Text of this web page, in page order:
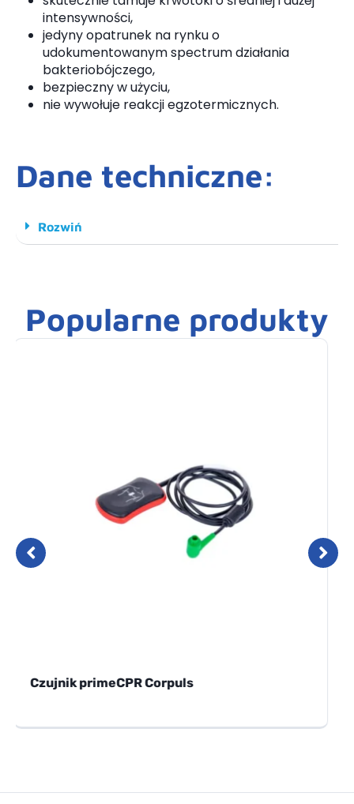
intensywności,
jedyny opatrunek na rynku o
udokumentowanym spectrum działania
bakteriobójczego,
bezpieczny w użyciu,
nie wywołuje reakcji egzotermicznych.
Dane techniczne:
Rozwiń
Popularne produkty
Krzesełko kardiologiczne MeBer Extra Light